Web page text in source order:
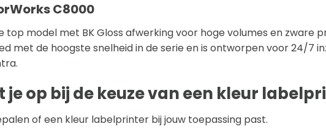
C8000
top model met BK Gloss afwerking voor hoge volumes en zware
met de hoogste snelheid in de serie en is ontworpen voor 24/7
je op bij de keuze van een kleur
of een kleur labelprinter bij jouw toepassing past.